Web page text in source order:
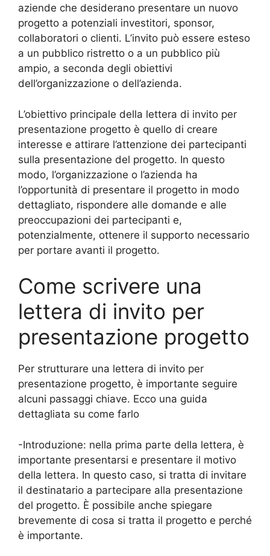
aziende che desiderano presentare un nuovo
progetto a potenziali investitori, sponsor,
collaboratori o clienti. L’invito può essere esteso
a un pubblico ristretto o a un pubblico più
ampio, a seconda degli obiettivi
dell’organizzazione o dell’azienda.
L’obiettivo principale della lettera di invito per
presentazione progetto è quello di creare
interesse e attirare l’attenzione dei partecipanti
sulla presentazione del progetto. In questo
modo, l’organizzazione o l’azienda ha
l’opportunità di presentare il progetto in modo
dettagliato, rispondere alle domande e alle
preoccupazioni dei partecipanti e,
potenzialmente, ottenere il supporto necessario
per portare avanti il progetto.
Come scrivere una
lettera di invito per
presentazione progetto
Per strutturare una lettera di invito per
presentazione progetto, è importante seguire
alcuni passaggi chiave. Ecco una guida
dettagliata su come farlo
-Introduzione: nella prima parte della lettera, è
importante presentarsi e presentare il motivo
della lettera. In questo caso, si tratta di invitare
il destinatario a partecipare alla presentazione
del progetto. È possibile anche spiegare
brevemente di cosa si tratta il progetto e perché
è importante.